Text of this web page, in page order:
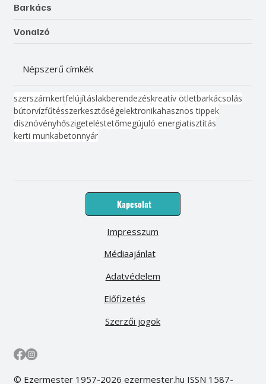
Barkács
Vonalzó
Népszerű címkék
szerszámkertfelújításlakberendezéskreatív ötletbarkácsolás
bútorvízfűtésszerkesztőségelektronikahasznos tippek
dísznövényhőszigeteléstetőmegújuló energiatisztítás
kerti munkabetonnyár
Kapcsolat
Médiaajánlat
Előfizetés
Impresszum
Adatvédelem
Szerzői jogok
© Ezermester 1957-2026 ezermester.hu ISSN 1587-